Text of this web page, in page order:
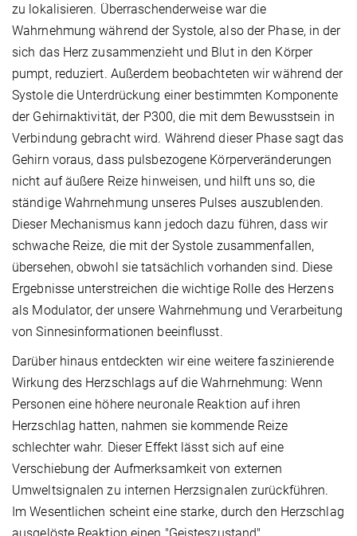
zu lokalisieren. Überraschenderweise war die
Wahrnehmung während der Systole, also der Phase, in der
sich das Herz zusammenzieht und Blut in den Körper
pumpt, reduziert. Außerdem beobachteten wir während der
Systole die Unterdrückung einer bestimmten Komponente
der Gehirnaktivität, der P300, die mit dem Bewusstsein in
Verbindung gebracht wird. Während dieser Phase sagt das
Gehirn voraus, dass pulsbezogene Körperveränderungen
nicht auf äußere Reize hinweisen, und hilft uns so, die
ständige Wahrnehmung unseres Pulses auszublenden.
Dieser Mechanismus kann jedoch dazu führen, dass wir
schwache Reize, die mit der Systole zusammenfallen,
übersehen, obwohl sie tatsächlich vorhanden sind. Diese
Ergebnisse unterstreichen die wichtige Rolle des Herzens
als Modulator, der unsere Wahrnehmung und Verarbeitung
von Sinnesinformationen beeinflusst.
Darüber hinaus entdeckten wir eine weitere faszinierende
Wirkung des Herzschlags auf die Wahrnehmung: Wenn
Personen eine höhere neuronale Reaktion auf ihren
Herzschlag hatten, nahmen sie kommende Reize
schlechter wahr. Dieser Effekt lässt sich auf eine
Verschiebung der Aufmerksamkeit von externen
Umweltsignalen zu internen Herzsignalen zurückführen.
Im Wesentlichen scheint eine starke, durch den Herzschlag